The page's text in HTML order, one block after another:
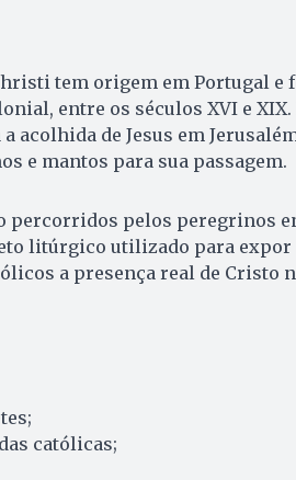
tem origem em Portugal e
entre os séculos XVI e XIX.
acolhida de Jesus em
e mantos para sua passagem.
percorridos pelos peregrinos
litúrgico utilizado para expor
a presença real de Cristo
católicas;